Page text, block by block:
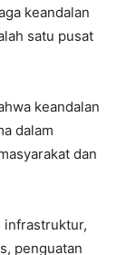
keandalan
satu pusat
keandalan
dalam
dan
infrastruktur,
penguatan